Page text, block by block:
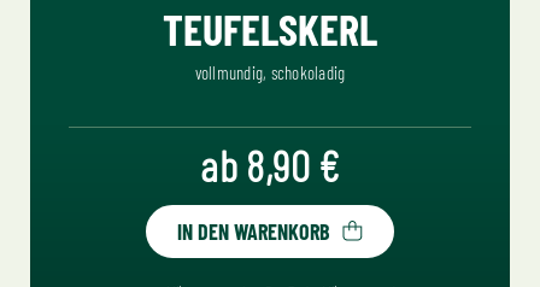
TEUFELSKERL
vollmundig, schokoladig
Regulärer Preis:
ab 8,90 €
IN DEN WARENKORB